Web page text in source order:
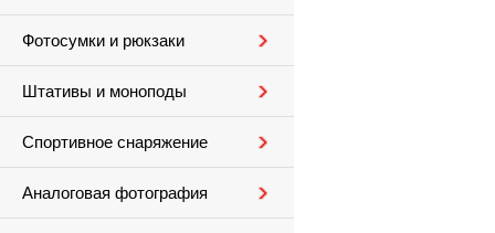
Фотосумки и рюкзаки
Штативы и моноподы
Спортивное снаряжение
Аналоговая фотография